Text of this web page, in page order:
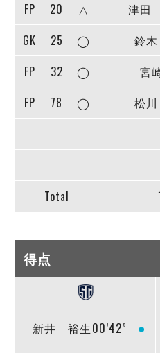
FP
20 △ 津田
GK
25 ◯
鈴
FP
32 ◯ 宮
FP
78 ◯ 松
Total
得点
新井 裕生00’42”